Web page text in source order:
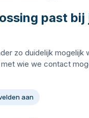
past bij
zo duidelijk mogelijk
wie we contact
aan